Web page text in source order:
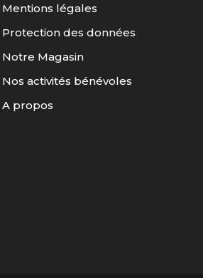
Mentions légales
Protection des données
Notre Magasin
Nos activités bénévoles
A propos